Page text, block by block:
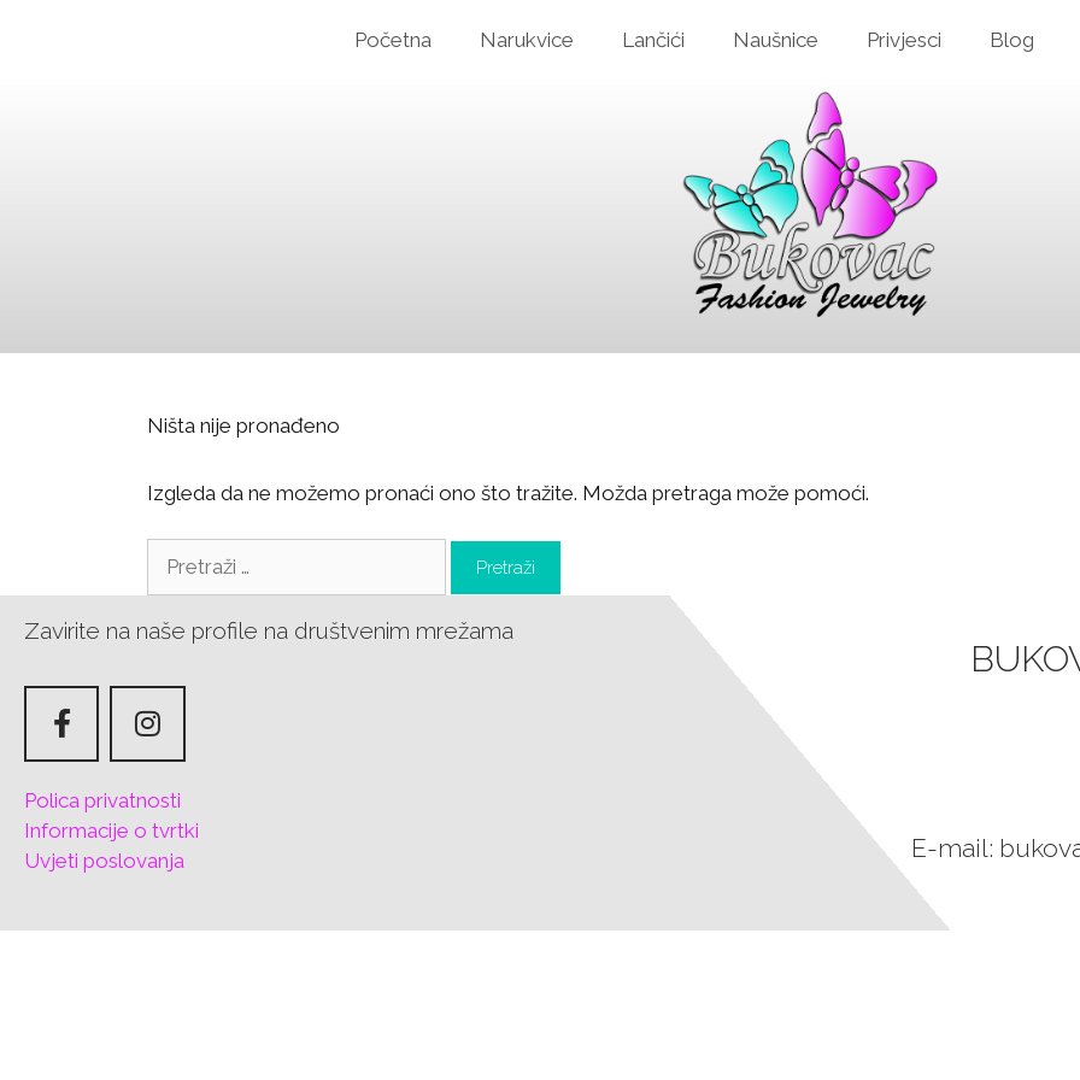
Početna Narukvice Lančići Naušnice Privjesci Blog
Ništa nije pronađeno
Izgleda da ne možemo pronaći ono što tražite. Možda pretraga može pomoći.
Zavirite na naše profile na društvenim mrežama
Polica privatnosti
Informacije o tvrtki
Uvjeti poslovanja
E-mail: